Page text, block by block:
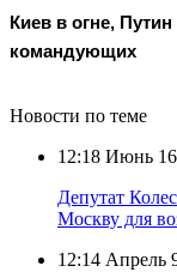
Киев в огне,
командующих
Новости по теме
12:18 Июнь
Депутат
Москву для
12:14 Апрель